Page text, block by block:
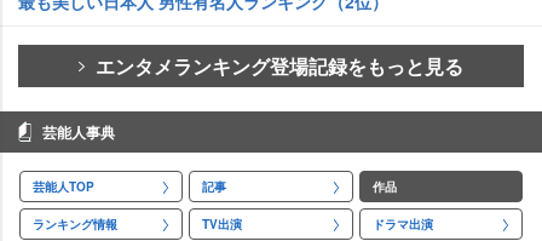
エンタメランキング登場記録をもっと見る
芸能人事典
芸能人TOP 記事 作品
ランキング情報 TV出演 ドラマ出演